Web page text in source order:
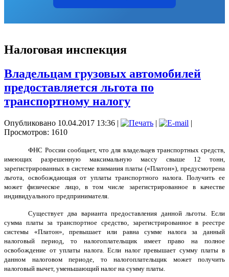
Налоговая инспекция
Владельцам грузовых автомобилей
предоставляется льгота по
транспортному налогу
Опубликовано 10.04.2017 13:36 | |
|
Просмотров: 1610
ФНС России сообщает, что для владельцев транспортных средств,
имеющих разрешенную максимальную массу свыше 12 тонн,
зарегистрированных в системе взимания платы («Платон»), предусмотрена
льгота, освобождающая от уплаты транспортного налога. Получить ее
может физическое лицо, в том числе зарегистрированное в качестве
индивидуального предпринимателя.
Существует два варианта предоставления данной льготы. Если
сумма платы за транспортное средство, зарегистрированное в реестре
системы «Платон», превышает или равна сумме налога за данный
налоговый период, то налогоплательщик имеет право на полное
освобождение от уплаты налога. Если налог превышает сумму платы в
данном налоговом периоде, то налогоплательщик может получить
налоговый вычет, уменьшающий налог на сумму платы.